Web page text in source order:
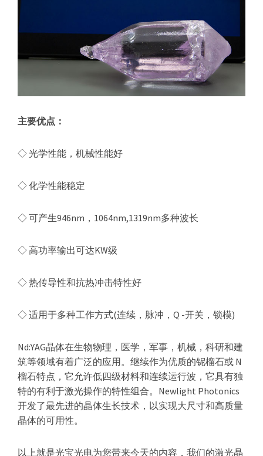
主要优点：
◇ 光学性能，机械性能好
◇ 化学性能稳定
◇ 可产生946nm，1064nm,1319nm多种波长
◇ 高功率输出可达KW级
◇ 热传导性和抗热冲击特性好
◇ 适用于多种工作方式(连续，脉冲，Q -开关，锁模)
Nd:YAG晶体在生物物理，医学，军事，机械，科研和建
筑等领域有着广泛的应用。继续作为优质的铌榴石或 N
榴石特点，它允许低四级材料和连续运行波，它具有独
特的有利于激光操作的特性组合。Newlight Photonics
开发了最先进的晶体生长技术，以实现大尺寸和高质量
晶体的可用性。
以上就是光宝光电为您带来今天的内容，我们的激光晶